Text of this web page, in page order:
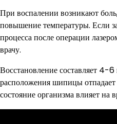
При воспалении возникают
повышение температуры. Если
процесса после операции
врачу.
Восстановление составляет 4-6
расположения шипицы
состояние организма влияет на